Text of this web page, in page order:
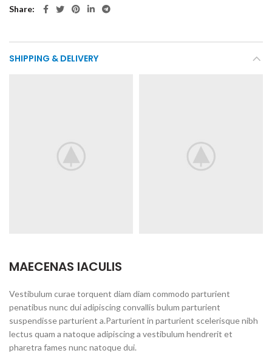
Share
SHIPPING & DELIVERY
MAECENAS IACULIS
Vestibulum curae torquent diam diam commodo parturient
penatibus nunc dui adipiscing convallis bulum parturient
suspendisse parturient a.Parturient in parturient scelerisque nibh
lectus quam a natoque adipiscing a vestibulum hendrerit et
pharetra fames nunc natoque dui.